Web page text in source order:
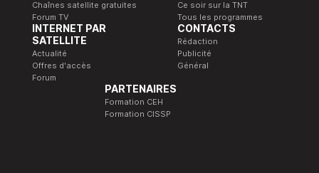
Chaînes satellite gratuites
Forum TV
Ce soir sur la TNT
Tous les programmes
INTERNET PAR
SATELLITE
Actualité
Offres d'accès
Forum
CONTACTS
Rédaction
Publicité
Général
PARTENAIRES
Formation CEH
Formation CISSP